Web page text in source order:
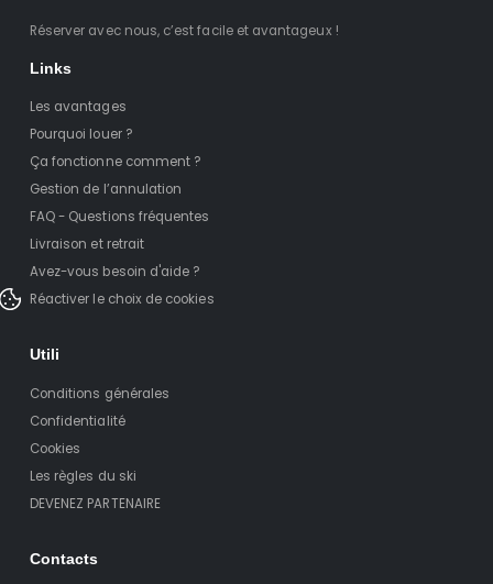
Réserver avec nous, c’est facile et avantageux !
Links
Les avantages
Pourquoi louer ?
Ça fonctionne comment ?
Gestion de l’annulation
FAQ - Questions fréquentes
Livraison et retrait
Avez-vous besoin d'aide ?
Réactiver le choix de cookies
Utili
Conditions générales
Confidentialité
Cookies
Les règles du ski
DEVENEZ PARTENAIRE
Contacts